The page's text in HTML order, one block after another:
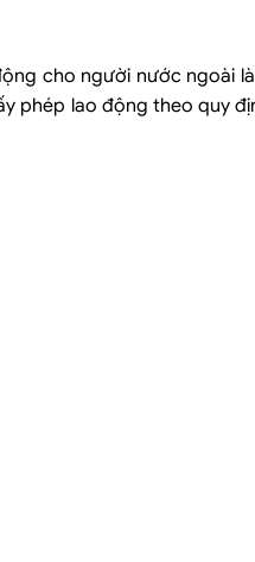
cho người nước ngoài
phép lao động theo quy